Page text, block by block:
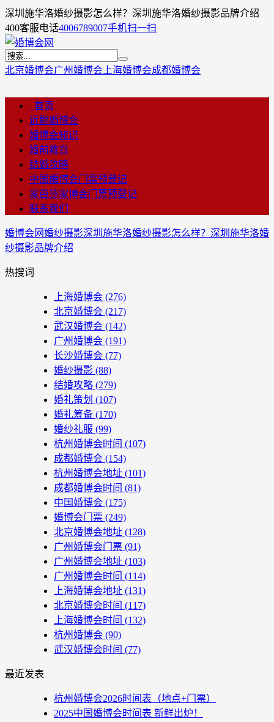
深圳施华洛婚纱摄影怎么样？深圳施华洛婚纱摄影品牌介绍
400客服电话4006789007手机扫一扫
北京婚博会广州婚博会 上海婚博会成都婚博会
首页
近期婚博会
婚博会知识
婚前教育
结婚攻略
中国婚博会门票预登记
家芭莎家博会门票预登记
联系我们
婚博会网婚纱摄影深圳施华洛婚纱摄影怎么样？深圳施华洛婚
纱摄影品牌介绍
热搜词
上海婚博会 (276)
北京婚博会 (217)
武汉婚博会 (142)
广州婚博会 (191)
长沙婚博会 (77)
婚纱摄影 (88)
结婚攻略 (279)
婚礼策划 (107)
婚礼筹备 (170)
婚纱礼服 (99)
杭州婚博会时间 (107)
成都婚博会 (154)
杭州婚博会地址 (101)
成都婚博会时间 (81)
中国婚博会 (175)
婚博会门票 (249)
北京婚博会地址 (128)
广州婚博会门票 (91)
广州婚博会地址 (103)
广州婚博会时间 (114)
上海婚博会地址 (131)
北京婚博会时间 (117)
上海婚博会时间 (132)
杭州婚博会 (90)
武汉婚博会时间 (77)
最近发表
杭州婚博会2026时间表（地点+门票）
2025中国婚博会时间表 新鲜出炉！